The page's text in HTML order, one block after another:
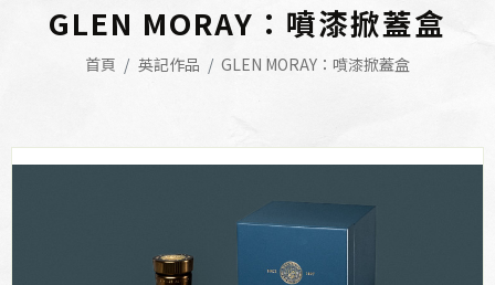
GLEN MORAY：噴漆掀蓋盒
首頁 英記作品 GLEN MORAY：噴漆掀蓋盒